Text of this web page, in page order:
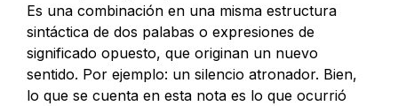
Es una combinación en una misma estructura
sintáctica de dos palabas o expresiones de
significado opuesto, que originan un nuevo
sentido. Por ejemplo: un silencio atronador. Bien,
lo que se cuenta en esta nota es lo que ocurrió